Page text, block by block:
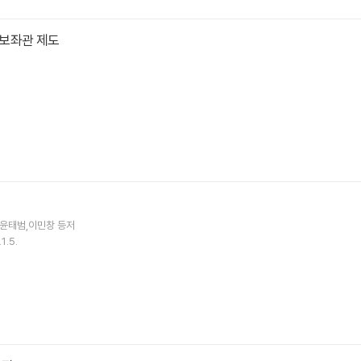
좌관 제도
태범,이민창 등저